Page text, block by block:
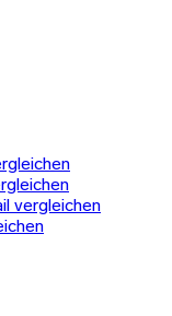
vergleichen